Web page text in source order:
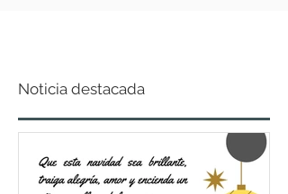
Noticia destacada